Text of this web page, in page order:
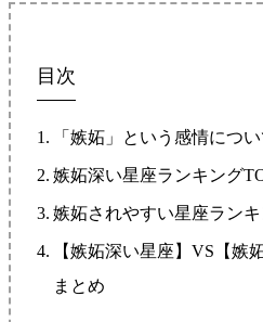
目次
「嫉妬」という感情につい
嫉妬深い星座ランキング
嫉妬されやすい星座ラン
【嫉妬深い星座】VS【嫉
まとめ